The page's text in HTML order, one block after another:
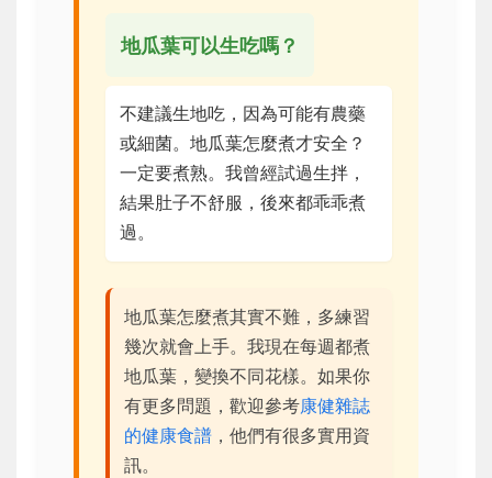
地瓜葉可以生吃嗎？
不建議生地吃，因為可能有農藥
或細菌。地瓜葉怎麼煮才安全？
一定要煮熟。我曾經試過生拌，
結果肚子不舒服，後來都乖乖煮
過。
地瓜葉怎麼煮其實不難，多練習
幾次就會上手。我現在每週都煮
地瓜葉，變換不同花樣。如果你
有更多問題，歡迎參考康健雜誌
的健康食譜，他們有很多實用資
訊。